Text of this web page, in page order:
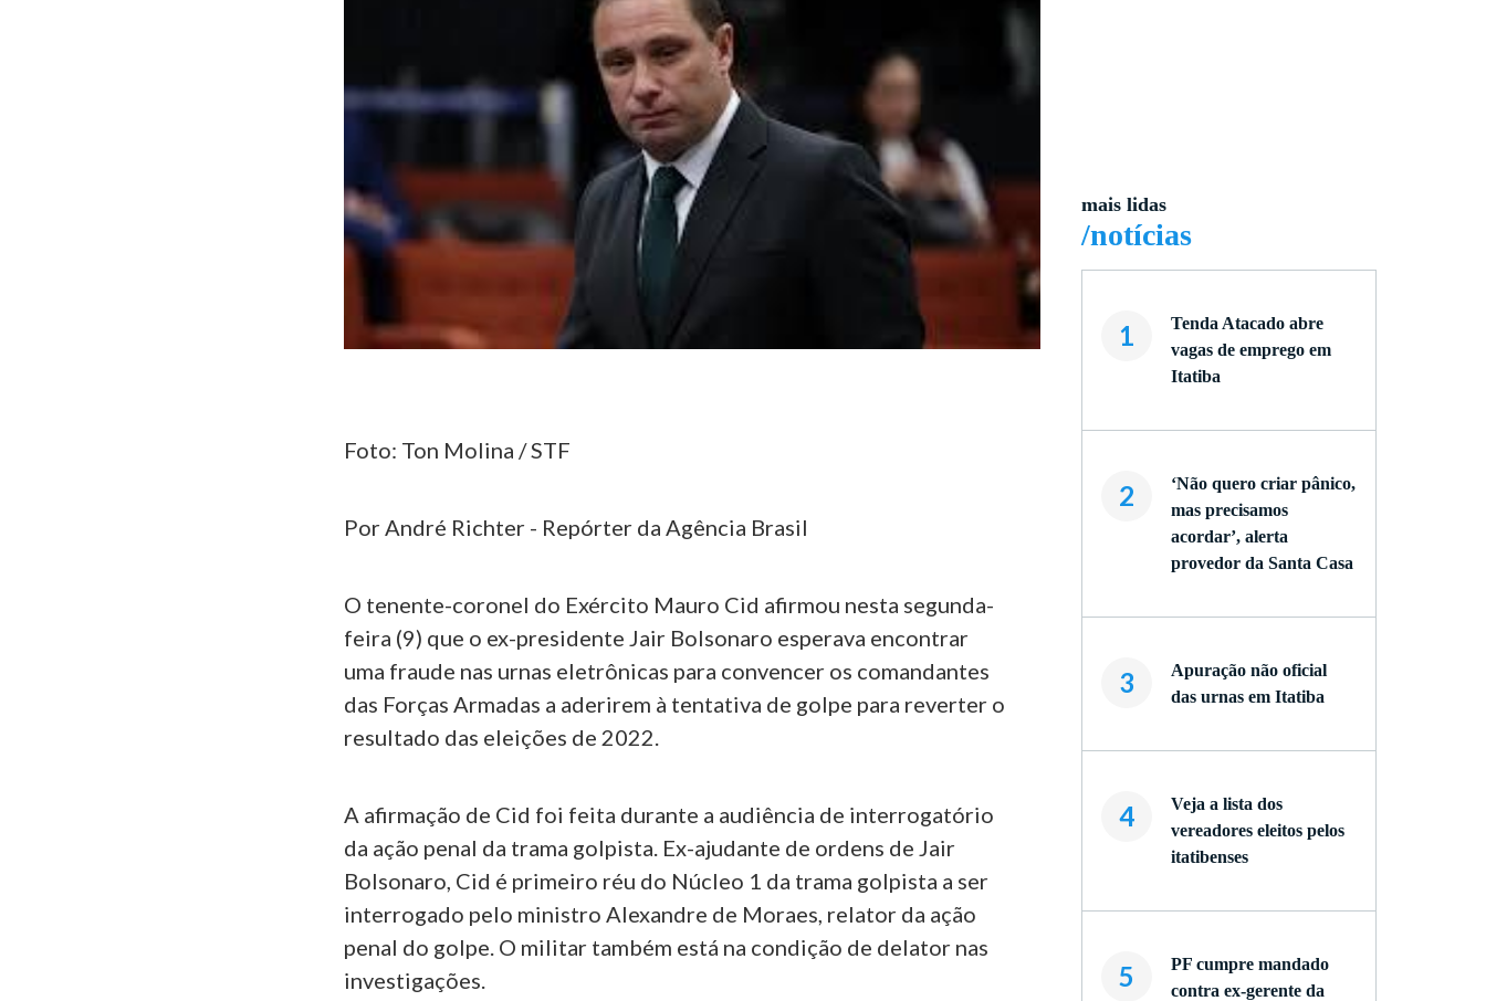
Foto: Ton Molina / STF
Por André Richter - Repórter da Agência Brasil
O tenente-coronel do Exército Mauro Cid afirmou nesta segunda-
feira (9) que o ex-presidente Jair Bolsonaro esperava encontrar
uma fraude nas urnas eletrônicas para convencer os comandantes
das Forças Armadas a aderirem à tentativa de golpe para reverter o
resultado das eleições de 2022.
A afirmação de Cid foi feita durante a audiência de interrogatório
da ação penal da trama golpista. Ex-ajudante de ordens de Jair
Bolsonaro, Cid é primeiro réu do Núcleo 1 da trama golpista a ser
interrogado pelo ministro Alexandre de Moraes, relator da ação
penal do golpe. O militar também está na condição de delator nas
investigações.
mais lidas
/notícias
1
Tenda Atacado abre
vagas de emprego em
Itatiba
2
‘Não quero criar pânico,
mas precisamos
acordar’, alerta
provedor da Santa Casa
3
Apuração não oficial
das urnas em Itatiba
4
Veja a lista dos
vereadores eleitos pelos
itatibenses
5
PF cumpre mandado
contra ex-gerente da